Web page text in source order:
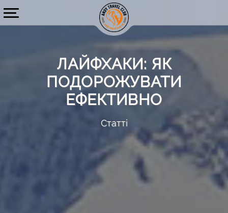
ЛАЙФХАКИ: ЯК
ПОДОРОЖУВАТИ
ЕФЕКТИВНО
Статті